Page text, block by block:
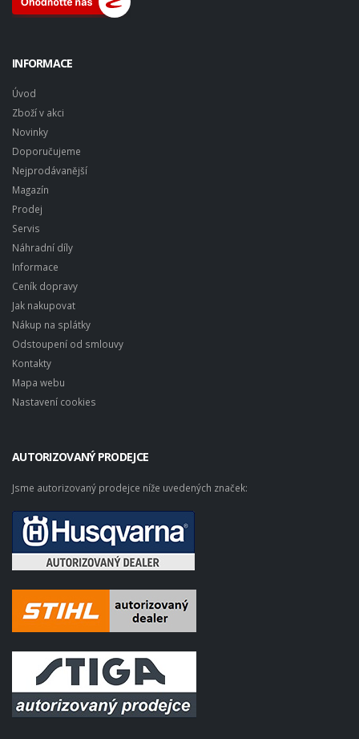
INFORMACE
Úvod
Zboží v akci
Novinky
Doporučujeme
Nejprodávanější
Magazín
Prodej
Servis
Náhradní díly
Informace
Ceník dopravy
Jak nakupovat
Nákup na splátky
Odstoupení od smlouvy
Kontakty
Mapa webu
Nastavení cookies
AUTORIZOVANÝ PRODEJCE
Jsme autorizovaný prodejce níže uvedených značek: